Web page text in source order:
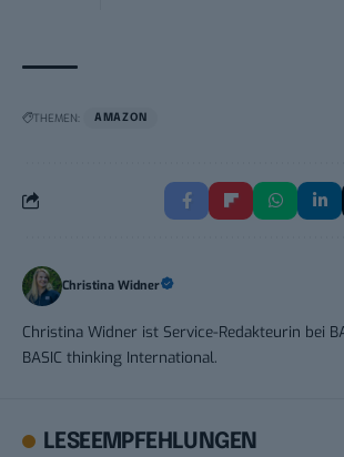
THEMEN: AMAZON
Christina Widner
Christina Widner ist Service-Redakteurin bei
BASIC thinking International.
LESEEMPFEHLUNGEN